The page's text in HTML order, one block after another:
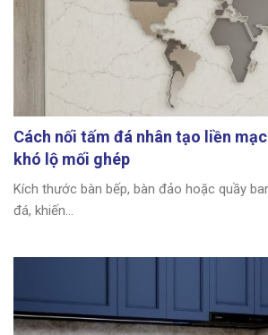
Cách nối tấm đá nhân tạo liền
khó lộ mối ghép
Kích thước bàn bếp, bàn đảo hoặc quầy
đá, khiến...